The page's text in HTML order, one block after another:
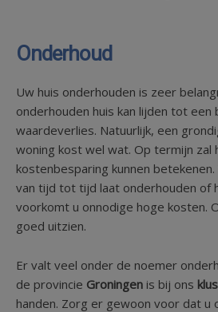
Onderhoud
Uw huis onderhouden is zeer
onderhouden huis kan lijden tot een
waardeverlies. Natuurlijk, een
woning kost wel wat. Op termijn
kostenbesparing kunnen betekenen.
van tijd tot tijd laat onderhouden of
voorkomt u onnodige hoge kosten.
goed uitzien.
Er valt veel onder de noemer
de provincie Groningen is bij ons
handen. Zorg er gewoon voor dat u